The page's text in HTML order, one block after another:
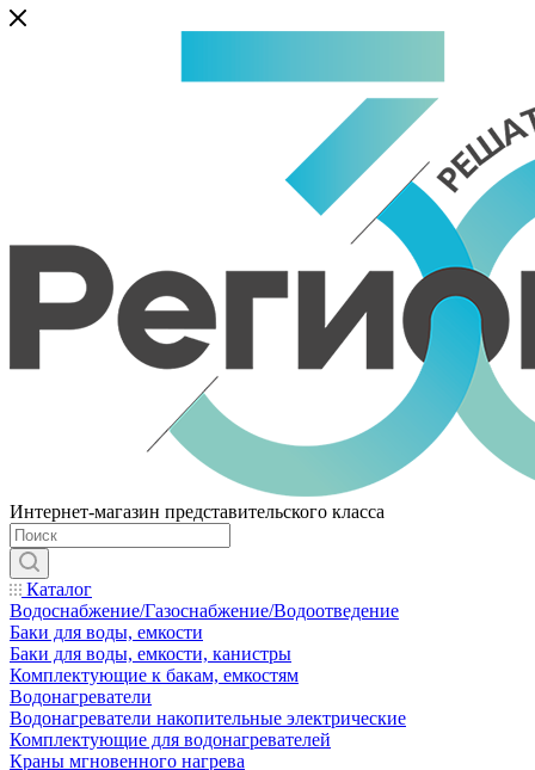
Интернет-магазин представительского класса
Каталог
Водоснабжение/Газоснабжение/Водоотведение
Баки для воды, емкости
Баки для воды, емкости, канистры
Комплектующие к бакам, емкостям
Водонагреватели
Водонагреватели накопительные электрические
Комплектующие для водонагревателей
Краны мгновенного нагрева